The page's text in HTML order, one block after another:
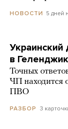
НОВОСТИ 5 дней
Украинский
в
Точных
ЧП находится
ПВО
РАЗБОР 3